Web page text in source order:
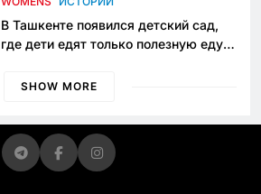
В Ташкенте появился детский сад,
где дети едят только полезную еду.
просить «кашу без сахара»
SHOW MORE